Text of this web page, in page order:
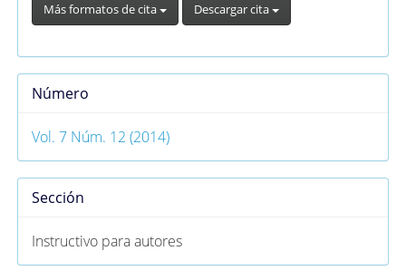
Más formatos de cita Descargar cita
Número
Vol. 7 Núm. 12 (2014)
Sección
Instructivo para autores